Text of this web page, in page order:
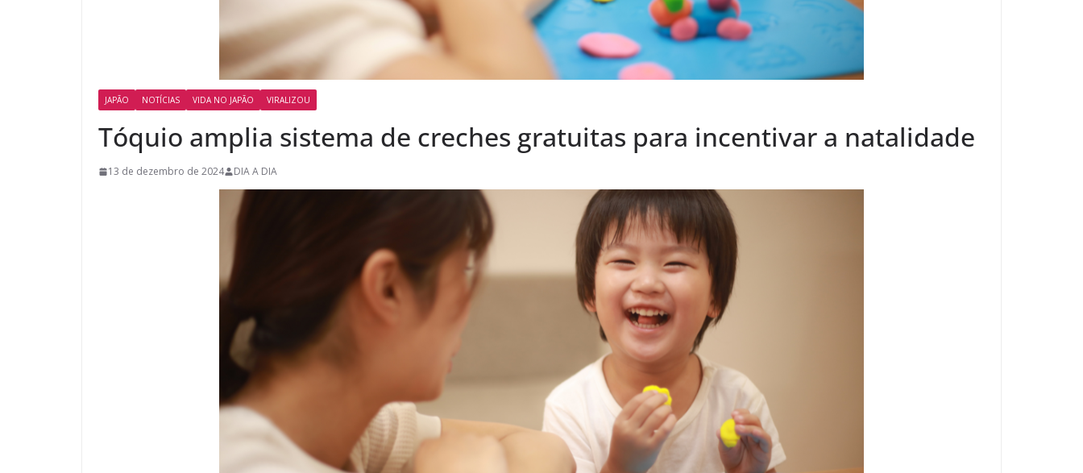
JAPÃO NOTÍCIAS VIDA NO JAPÃO VIRALIZOU
Tóquio amplia sistema de creches gratuitas para incentivar a natalidade
13 de dezembro de 2024 DIA A DIA